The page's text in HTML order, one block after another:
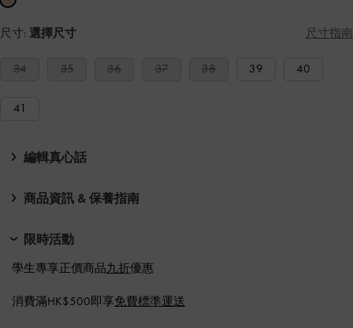
尺寸: 選擇尺寸 尺寸指南
34 35 36 37 38 39 40
41
編輯真心話
商品資訊 & 保養指南
限時活動
學生專享正價商品九折優惠
消費滿HK$500即享免費標準運送